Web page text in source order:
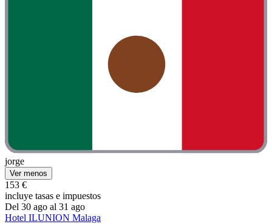
jorge
Ver menos
153 €
incluye tasas e impuestos
Del 30 ago al 31 ago
Hotel ILUNION Malaga